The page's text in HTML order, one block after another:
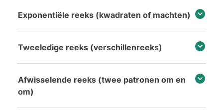
Exponentiële reeks (kwadraten of machten)
Tweeledige reeks (verschillenreeks)
Afwisselende reeks (twee patronen om en
om)